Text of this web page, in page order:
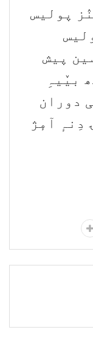
پولیس
پیش
بیٚیہِ
دوران
دِنہٕ آمٕژ